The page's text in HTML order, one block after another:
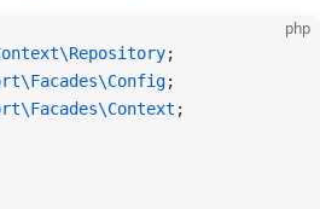
php
Repository;
Config;
Context ;